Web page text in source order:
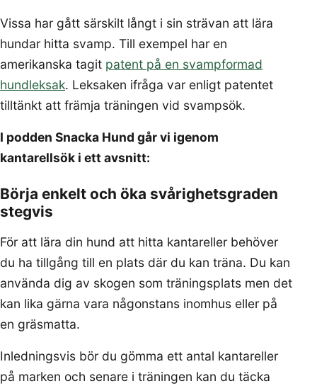
Vissa har gått särskilt långt i sin strävan att lära
hundar hitta svamp. Till exempel har en
amerikanska tagit patent på en svampformad
hundleksak. Leksaken ifråga var enligt patentet
tilltänkt att främja träningen vid svampsök.
I podden Snacka Hund går vi igenom
kantarellsök i ett avsnitt:
Börja enkelt och öka svårighetsgraden
stegvis
För att lära din hund att hitta kantareller behöver
du ha tillgång till en plats där du kan träna. Du kan
använda dig av skogen som träningsplats men det
kan lika gärna vara någonstans inomhus eller på
en gräsmatta.
Inledningsvis bör du gömma ett antal kantareller
på marken och senare i träningen kan du täcka